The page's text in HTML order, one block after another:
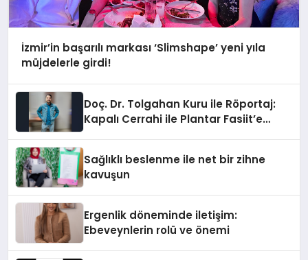
İzmir’in başarılı markası ‘Slimshape’ yeni yıla
müjdelerle girdi!
Doç. Dr. Tolgahan Kuru ile Röportaj:
Kapalı Cerrahi ile Plantar Fasiit’e
Sağlıklı beslenme ile net bir zihne
kavuşun
Ergenlik döneminde iletişim:
Ebeveynlerin rolü ve önemi